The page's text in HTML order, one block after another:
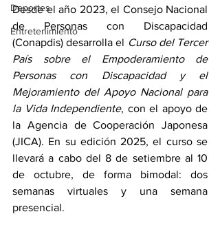
Deportes
Entretenimiento
Desde el año 2023, el Consejo Nacional
de Personas con Discapacidad
(Conapdis) desarrolla el Curso del Tercer
País sobre el Empoderamiento de
Personas con Discapacidad y el
Mejoramiento del Apoyo Nacional para
la Vida Independiente, con el apoyo de
la Agencia de Cooperación Japonesa
(JICA). En su edición 2025, el curso se
llevará a cabo del 8 de setiembre al 10
de octubre, de forma bimodal: dos
semanas virtuales y una semana
presencial.